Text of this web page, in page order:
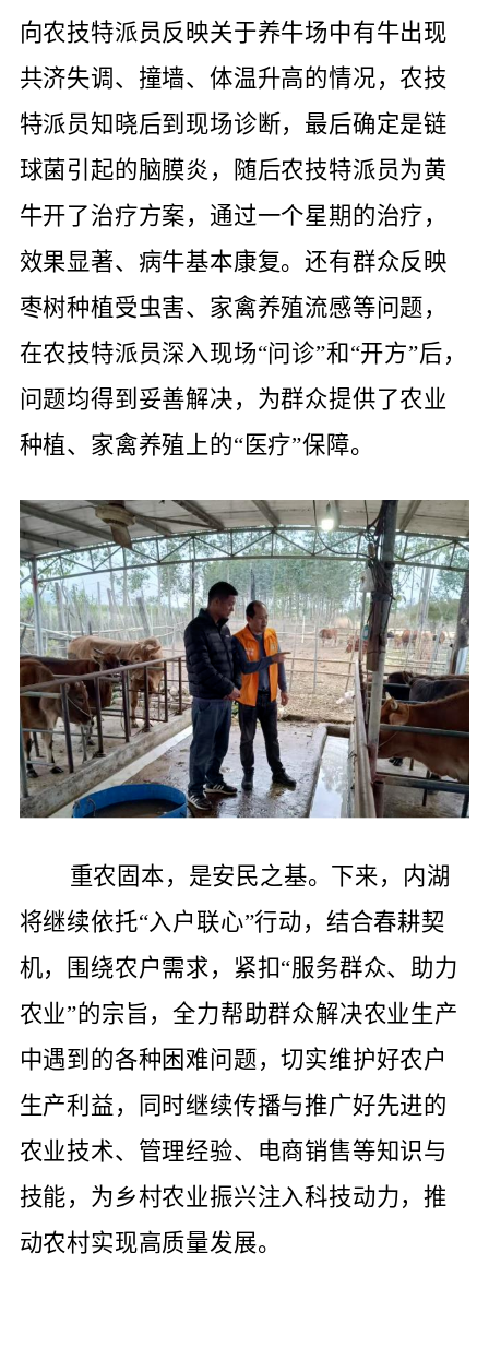
向农技特派员反映关于养牛场中有牛出现
共济失调、撞墙、体温升高的情况，农技
特派员知晓后到现场诊断，最后确定是链
球菌引起的脑膜炎，随后农技特派员为黄
牛开了治疗方案，通过一个星期的治疗，
效果显著、病牛基本康复。还有群众反映
枣树种植受虫害、家禽养殖流感等问题，
在农技特派员深入现场“问诊”和“开方”后，
问题均得到妥善解决，为群众提供了农业
种植、家禽养殖上的“医疗”保障。
重农固本，是安民之基。下来，内湖
将继续依托“入户联心”行动，结合春耕契
机，围绕农户需求，紧扣“服务群众、助力
农业”的宗旨，全力帮助群众解决农业生产
中遇到的各种困难问题，切实维护好农户
生产利益，同时继续传播与推广好先进的
农业技术、管理经验、电商销售等知识与
技能，为乡村农业振兴注入科技动力，推
动农村实现高质量发展。